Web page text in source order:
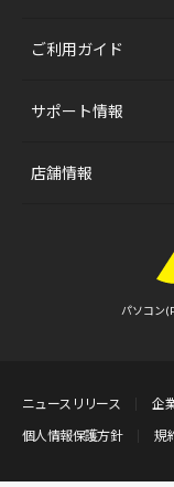
ご利用ガイド
サポート情報
店舗情報
パソコン
ニュースリリース 企
個人情報保護方針
規